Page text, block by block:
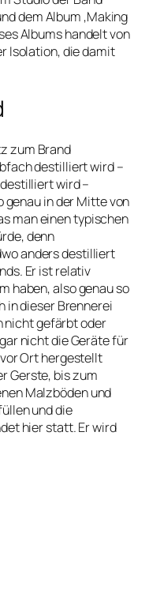
dem Album ‚Making
Albums handelt von
Isolation, die damit
zum Brand
destilliert wird –
wird –
in der Mitte von
man einen typischen
denn
anders destilliert
Er ist relativ
haben, also genau so
in dieser Brennerei
nicht gefärbt oder
nicht die Geräte für
Ort hergestellt
Gerste, bis zum
Malzböden und
und die
hier statt. Er wird